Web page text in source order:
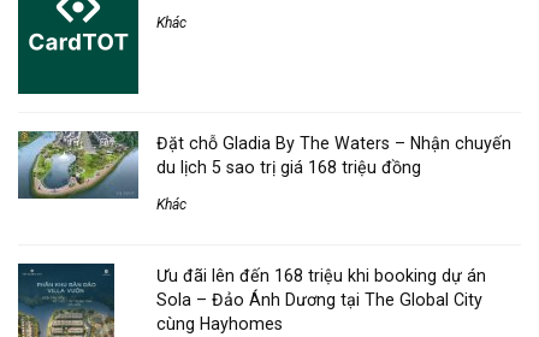
Khác
Đặt chỗ Gladia By The Waters – Nhận chuyến
du lịch 5 sao trị giá 168 triệu đồng
Khác
Ưu đãi lên đến 168 triệu khi booking dự án
Sola – Đảo Ánh Dương tại The Global City
cùng Hayhomes